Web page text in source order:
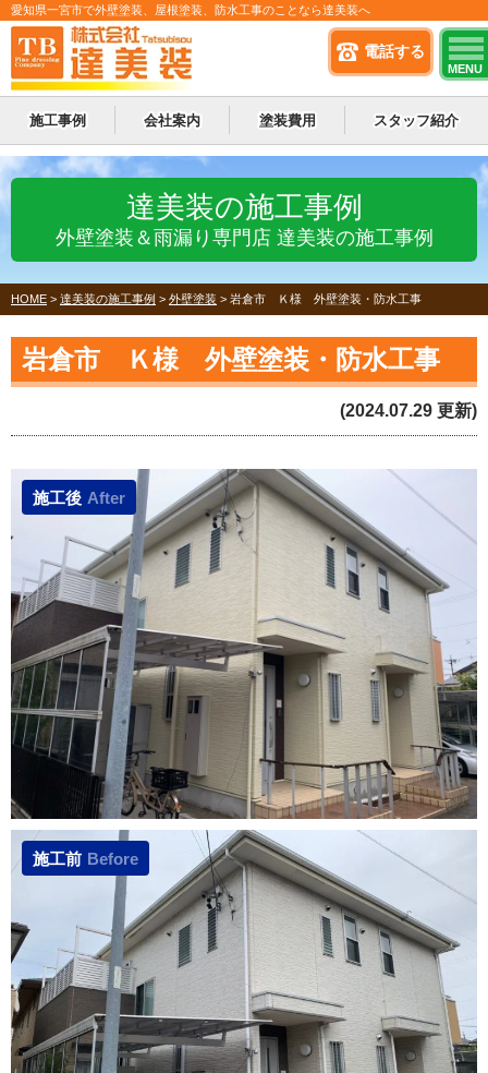
電話する
MENU
愛知県一宮市で外壁塗装、屋根塗装、防水工事のことなら達美装へ
施工事例 会社案内 塗装費用 スタッフ紹介
達美装の施工事例
外壁塗装＆雨漏り専門店 達美装の施工事例
HOME > 達美装の施工事例 > 外壁塗装 > 岩倉市 Ｋ様 外壁塗装・防水工事
岩倉市 Ｋ様 外壁塗装・防水工事
(2024.07.29 更新)
施工後 After
施工前 Before